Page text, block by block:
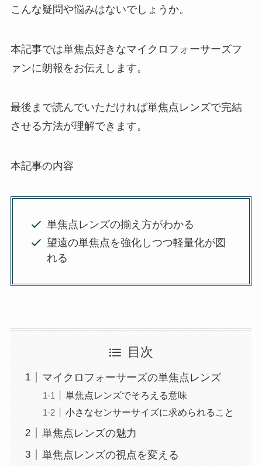
こんな疑問や悩みはないでしょうか。
本記事では単焦点好きなマイクロフォーサーズフ
ァンに朗報をお伝えします。
最後まで読んでいただければ単焦点レンズで完結
させる方法が理解できます。
本記事の内容
単焦点レンズの揃え方がわかる
望遠の単焦点を強化しつつ軽量化が図
れる
目次
マイクロフォーサーズの単焦点レンズ
単焦点レンズでそろえる意味
小さなセンサーサイズに求められること
単焦点レンズの魅力
単焦点レンズの視点を変える